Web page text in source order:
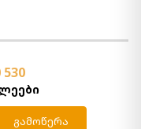
530
გამოწერა